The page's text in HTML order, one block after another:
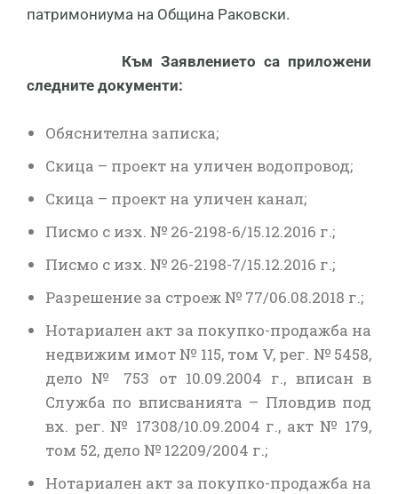
патримониума на Община Раковски.
Към Заявлението са приложени
следните документи:
Обяснителна записка;
Скица – проект на уличен водопровод;
Скица – проект на уличен канал;
Писмо с изх. № 26-2198-6/15.12.2016 г.;
Писмо с изх. № 26-2198-7/15.12.2016 г.;
Разрешение за строеж № 77/06.08.2018 г.;
Нотариален акт за покупко-продажба на
недвижим имот № 115, том V, рег. № 5458,
дело № 753 от 10.09.2004 г., вписан в
Служба по вписванията – Пловдив под
вх. рег. № 17308/10.09.2004 г., акт № 179,
том 52, дело № 12209/2004 г.;
Нотариален акт за покупко-продажба на